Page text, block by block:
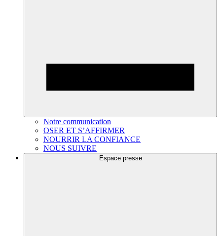
Notre communication
OSER ET S’AFFIRMER
NOURRIR LA CONFIANCE
NOUS SUIVRE
Espace presse